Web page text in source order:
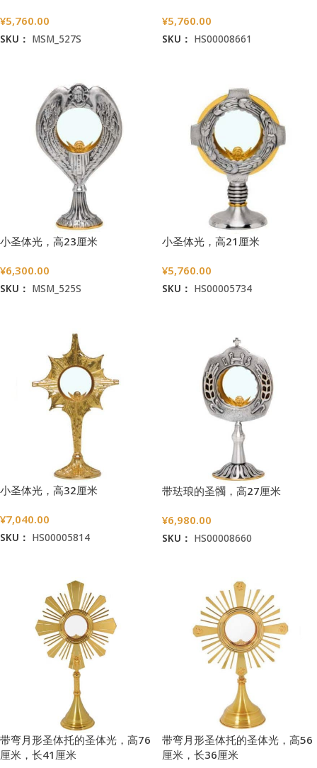
¥5,760.00
SKU： MSM_527S
¥5,760.00
SKU： HS00008661
小圣体光，高23厘米
¥6,300.00
SKU： MSM_525S
小圣体光，高21厘米
¥5,760.00
SKU： HS00005734
小圣体光，高32厘米
¥7,040.00
SKU： HS00005814
带珐琅的圣髑，高27厘米
¥6,980.00
SKU： HS00008660
带弯月形圣体托的圣体光，高76
厘米，长41厘米
带弯月形圣体托的圣体光，高56
厘米，长36厘米